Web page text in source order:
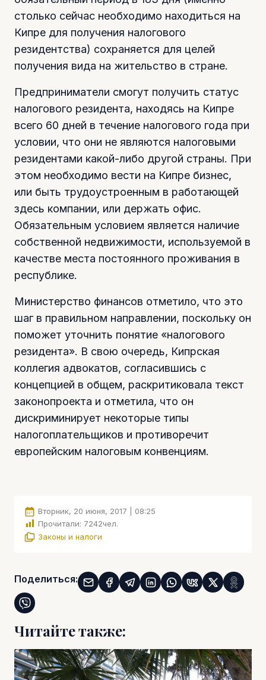
столько сейчас необходимо находиться на
Кипре для получения налогового
резидентства) сохраняется для целей
получения вида на жительство в стране.
Предприниматели смогут получить статус
налогового резидента, находясь на Кипре
всего 60 дней в течение налогового года при
условии, что они не являются налоговыми
резидентами какой-либо другой страны. При
этом необходимо вести на Кипре бизнес,
или быть трудоустроенным в работающей
здесь компании, или держать офис.
Обязательным условием является наличие
собственной недвижимости, используемой в
качестве места постоянного проживания в
республике.
Министерство финансов отметило, что это
шаг в правильном направлении, поскольку он
поможет уточнить понятие «налогового
резидента». В свою очередь, Кипрская
коллегия адвокатов, согласившись с
концепцией в общем, раскритиковала текст
законопроекта и отметила, что он
дискриминирует некоторые типы
налогоплательщиков и противоречит
европейским налоговым конвенциям.
Вторник, 20 июня, 2017 | 08:25
Прочитали: 7242чел.
Законы и налоги
Поделиться:
Читайте также: